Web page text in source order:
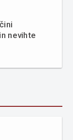
nevihte